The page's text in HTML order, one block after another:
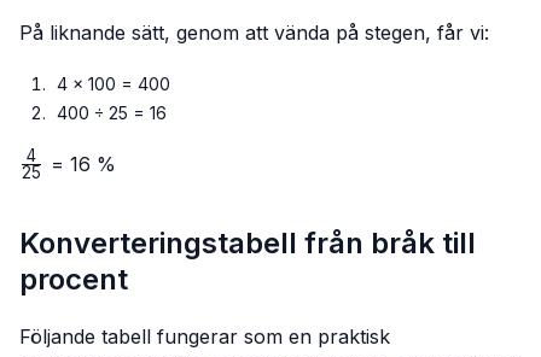
På liknande sätt, genom att vända på stegen, får vi:
4 × 100 = 400
400 ÷ 25 = 16
\frac{4}
25
4 = 16 %
Konverteringstabell från bråk till
procent
Följande tabell fungerar som en praktisk